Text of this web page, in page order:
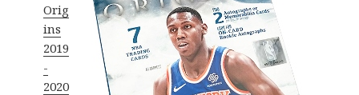
Orig
ins
2019
-
2020